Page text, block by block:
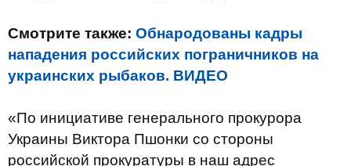
Смотрите также: Обнародованы кадры
нападения российских пограничников на
украинских рыбаков. ВИДЕО
«По инициативе генерального прокурора
Украины Виктора Пшонки со стороны
российской прокуратуры в наш адрес